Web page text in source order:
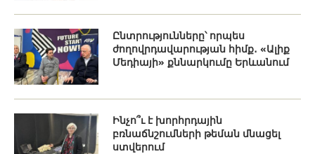
Ընտրությունները՝ որպես
ժողովրդավարության հիմք․ «Ալիք
Մեդիայի» քննարկումը Երևանում
Ինչո՞ւ է խորհրդային
բռնաճնշումների թեման մնացել
ստվերում